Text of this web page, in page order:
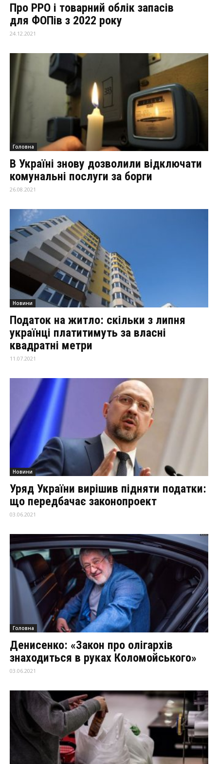
Про РРО і товарний облік запасів
для ФОПів з 2022 року
24.12.2021
Головна
В Україні знову дозволили відключати
комунальні послуги за борги
26.08.2021
Новини
Податок на житло: скільки з липня
українці платитимуть за власні
квадратні метри
11.07.2021
Новини
Уряд України вирішив підняти податки:
що передбачає законопроект
03.06.2021
Головна
Денисенко: «Закон про олігархів
знаходиться в руках Коломойського»
03.06.2021